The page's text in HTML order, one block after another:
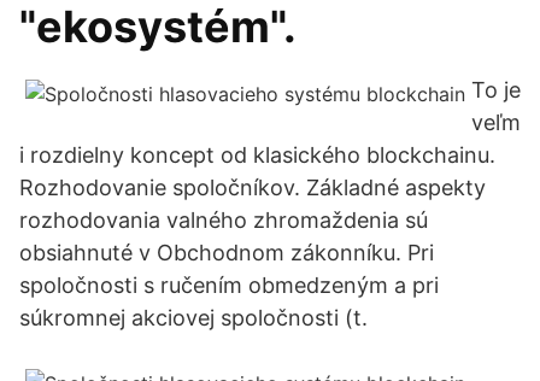
"ekosystém".
To je
veľm
i rozdielny koncept od klasického blockchainu.
Rozhodovanie spoločníkov. Základné aspekty
rozhodovania valného zhromaždenia sú
obsiahnuté v Obchodnom zákonníku. Pri
spoločnosti s ručením obmedzeným a pri
súkromnej akciovej spoločnosti (t.